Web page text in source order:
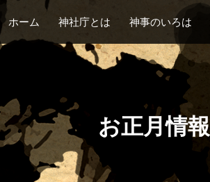
ホーム 神社庁とは 神事のいろは
お正月情報